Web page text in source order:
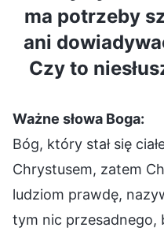
ma potrzeby
ani
Czy to
Ważne słowa Boga:
Bóg, który stał się
Chrystusem, zatem
ludziom prawdę,
tym nic przesadnego,